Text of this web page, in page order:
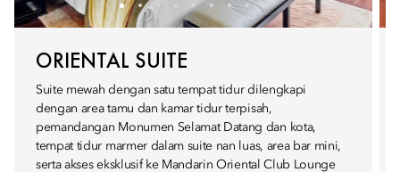
ORIENTAL SUITE
Suite mewah dengan satu tempat tidur dilengkapi
dengan area tamu dan kamar tidur terpisah,
pemandangan Monumen Selamat Datang dan kota,
tempat tidur marmer dalam suite nan luas, area bar mini,
serta akses eksklusif ke Mandarin Oriental Club Lounge